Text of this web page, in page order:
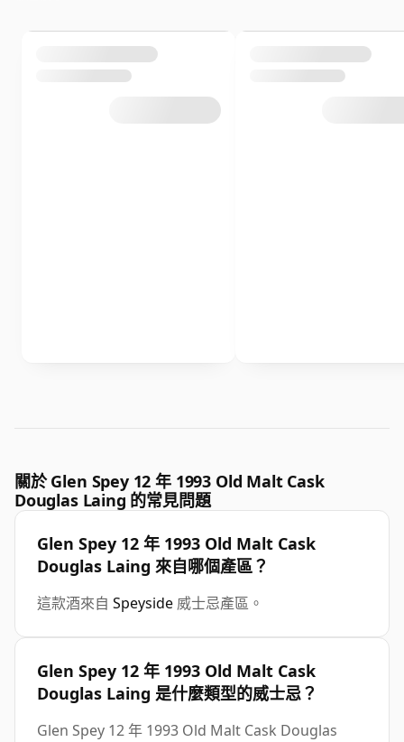
關於 Glen Spey 12 年 1993 Old Malt Cask
Douglas Laing 的常見問題
Glen Spey 12 年 1993 Old Malt Cask
Douglas Laing 來自哪個產區？
這款酒來自 Speyside 威士忌產區。
Glen Spey 12 年 1993 Old Malt Cask
Douglas Laing 是什麼類型的威士忌？
Glen Spey 12 年 1993 Old Malt Cask Douglas